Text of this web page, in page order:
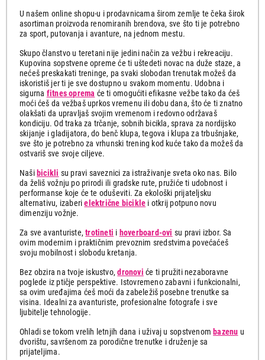
U našem online shopu-u i prodavnicama širom zemlje te čeka širok
asortiman proizvoda renomiranih brendova, sve što ti je potrebno
za sport, putovanja i avanture, na jednom mestu.
Skupo članstvo u teretani nije jedini način za vežbu i rekreaciju.
Kupovina sopstvene opreme će ti uštedeti novac na duže staze, a
nećeš preskakati treninge, pa svaki slobodan trenutak možeš da
iskoristiš jer ti je sve dostupno u svakom momentu. Udobna i
sigurna fitnes oprema će ti omogućiti efikasne vežbe tako da ćeš
moći ćeš da vežbaš uprkos vremenu ili dobu dana, što će ti znatno
olakšati da upravljaš svojim vremenom i redovno održavaš
kondiciju. Od traka za trčanje, sobnih bicikla, sprava za nordijsko
skijanje i gladijatora, do benč klupa, tegova i klupa za trbušnjake,
sve što je potrebno za vrhunski trening kod kuće tako da možeš da
ostvariš sve svoje ciljeve.
Naši bicikli su pravi saveznici za istraživanje sveta oko nas. Bilo
da želiš vožnju po prirodi ili gradske rute, pružiće ti udobnost i
performanse koje će te oduševiti. Za ekološki prijateljsku
alternativu, izaberielektrične bicikle i otkrij potpuno novu
dimenziju vožnje.
Za sve avanturiste,trotineti i hoverboard-ovi su pravi izbor. Sa
ovim modernim i praktičnim prevoznim sredstvima povećaćeš
svoju mobilnost i slobodu kretanja.
Bez obzira na tvoje iskustvo,dronovi će ti pružiti nezaboravne
poglede iz ptičje perspektive. Istovremeno zabavni i funkcionalni,
sa ovim uređajima ćeš moći da zabeležiš posebne trenutke sa
visina. Idealni za avanturiste, profesionalne fotografe i sve
ljubitelje tehnologije.
Ohladi se tokom vrelih letnjih dana i uživaj u sopstvenom bazenu u
dvorištu, savršenom za porodične trenutke i druženje sa
prijateljima.